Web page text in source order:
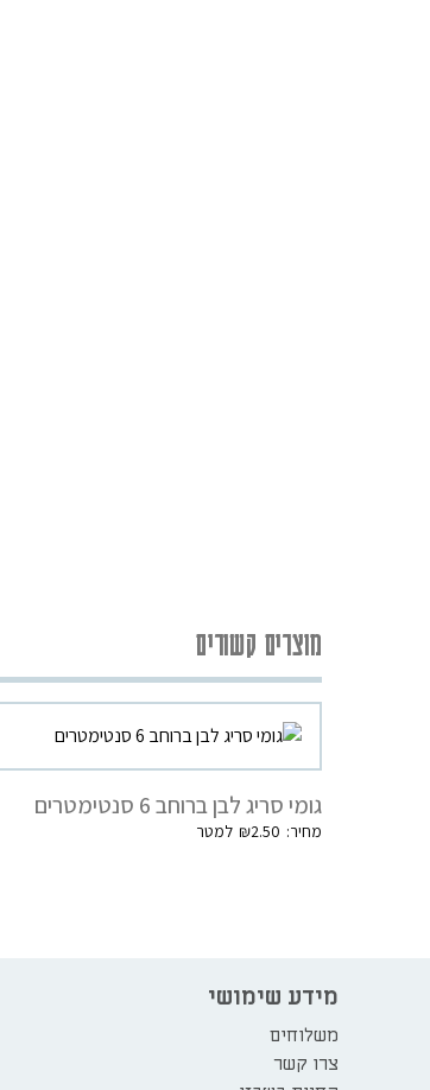
מוצרים קשורים
גומי סריג לבן ברוחב 6 סנטימטרים
₪2.50
מידע שימושי
משלוחים
צרו קשר